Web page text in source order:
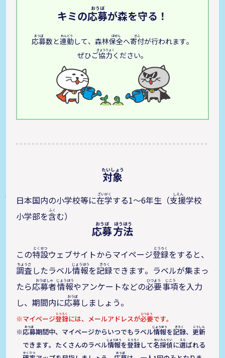
キミの応募が森を守る！
応募数と連動して、森林保全へ寄付が行われます。
ぜひご協力ください。
対象
日本国内の小学校等に在学する1～6年生（支援学校
小学部を含む）
応募方法
この特設ウェブサイトからマイページ登録をすると、
調査したラベル情報を記録できます。ラベルが集まっ
たら応募者情報やアンケートなどの必要事項を入力
し、期間内に応募しましょう。
マイページ登録には、メールアドレスが必要です。
応募期間中、マイページからいつでもラベル情報を記録、 更新
できます。たくさんのラベル情報を登録して名探偵に選ばれる